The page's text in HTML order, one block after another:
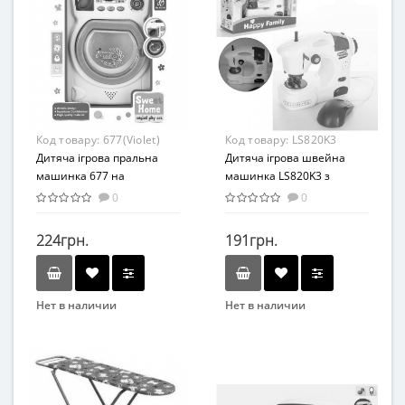
Развивающая игрушка
Возраст
От 3-х лет
Возрастная группа
От 3 лет
Комбинированный
От 3 лет
Материал
Пластик
Код товару: 677(Violet)
Дитяча ігрова пральна
машинка 677 на
батарейках (Фіолетовий)
0
224грн.
Нет в наличии
Возраст
От 3-х лет
Код товару: LS820K3
Дитяча ігрова швейна
машинка LS820K3 з
педаллю
0
191грн.
Нет в наличии